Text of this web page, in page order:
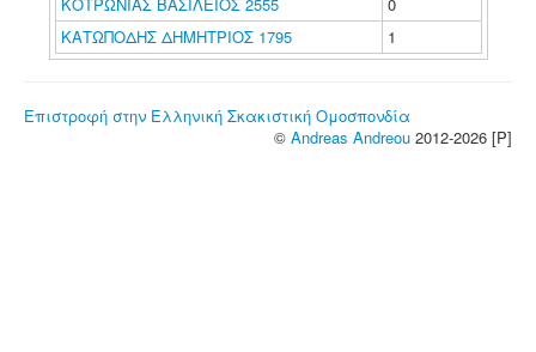
ΚΑΤΩΠΟΔΗΣ ΔΗΜΗΤΡΙΟΣ 1795
1
Επιστροφή στην Ελληνική Σκακιστική Ομοσπονδία
© Andreas Andreou 2012-2026 [P]